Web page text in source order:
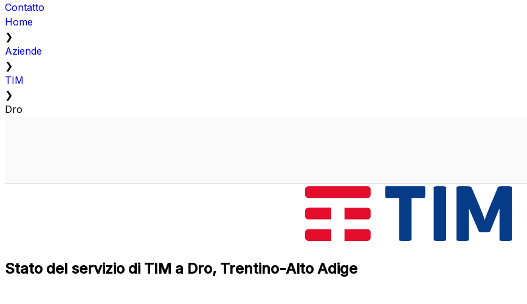
Contatto
Home
❯
Aziende
❯
TIM
❯
Dro
Stato del servizio di TIM a Dro, Trentino-Alto Adige